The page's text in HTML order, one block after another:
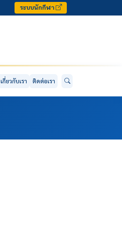
ระบบนักกีฬา
เกี่ยวกับเรา ติดต่อเรา